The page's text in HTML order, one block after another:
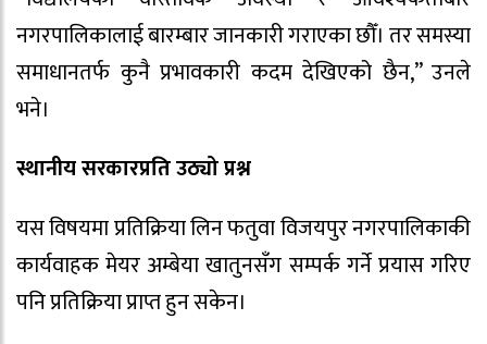
नगरपालिकालाई बारम्बार जानकारी गराएका छौँ। तर समस्या
समाधानतर्फ कुनै प्रभावकारी कदम देखिएको छैन,” उनले
भने।
स्थानीय सरकारप्रति उठ्यो प्रश्न
यस विषयमा प्रतिक्रिया लिन फतुवा विजयपुर नगरपालिकाकी
कार्यवाहक मेयर अम्बेया खातुनसँग सम्पर्क गर्ने प्रयास गरिए
पनि प्रतिक्रिया प्राप्त हुन सकेन।